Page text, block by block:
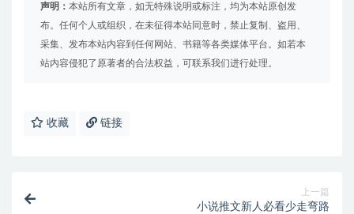
声明： 本站所有文章，如无特殊说明或标注，均为本站原创发
布。任何个人或组织，在未征得本站同意时，禁止复制、盗用、
采集、发布本站内容到任何网站、书籍等各类媒体平台。如若本
站内容侵犯了原著者的合法权益，可联系我们进行处理。
收藏 链接
上一篇
小说推文新人必看少走弯路